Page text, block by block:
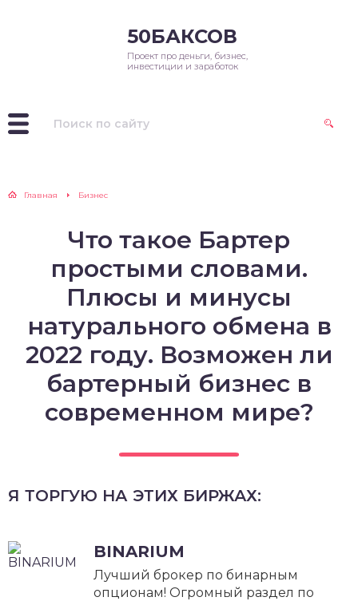
50БАКСОВ
Проект про деньги, бизнес,
инвестиции и заработок
Главная Бизнес
Что такое Бартер
простыми словами.
Плюсы и минусы
натурального обмена в
2022 году. Возможен ли
бартерный бизнес в
современном мире?
Я ТОРГУЮ НА ЭТИХ БИРЖАХ:
BINARIUM
Лучший брокер по бинарным
опционам! Огромный раздел по